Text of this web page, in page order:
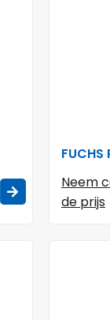
FUCHS
Neem
de prijs